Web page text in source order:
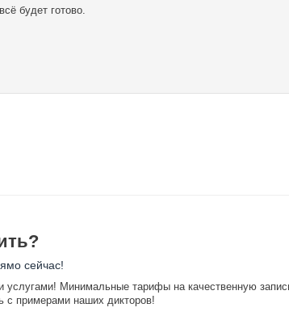
будет готово.
сейчас!
Минимальные тарифы на качественную
с примерами наших дикторов!